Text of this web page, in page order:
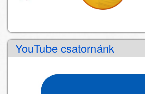
YouTube csatornánk